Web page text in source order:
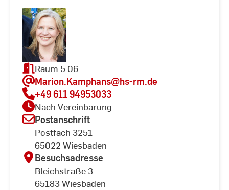
Raum 5.06
Marion.Kamphans@hs-rm.de
+49 611 94953033
Nach Vereinbarung
Postanschrift
Postfach 3251
65022 Wiesbaden
Besuchsadresse
Bleichstraße 3
65183 Wiesbaden